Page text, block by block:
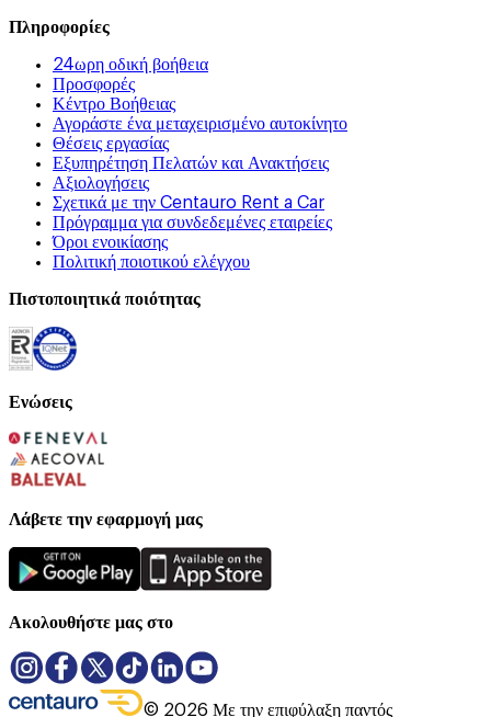
Πληροφορίες
24ωρη οδική βοήθεια
Προσφορές
Κέντρο Βοήθειας
Αγοράστε ένα μεταχειρισμένο αυτοκίνητο
Θέσεις εργασίας
Εξυπηρέτηση Πελατών και Ανακτήσεις
Αξιολογήσεις
Σχετικά με την Centauro Rent a Car
Πρόγραμμα για συνδεδεμένες εταιρείες
Όροι ενοικίασης
Πολιτική ποιοτικού ελέγχου
Πιστοποιητικά ποιότητας
Ενώσεις
Λάβετε την εφαρμογή μας
Ακολουθήστε μας στο
© 2026 Με την επιφύλαξη παντός